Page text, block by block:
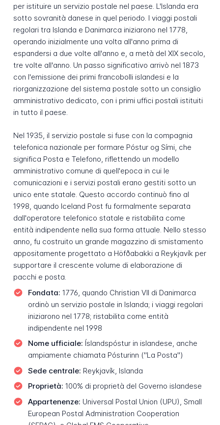
per istituire un servizio postale nel paese. L'Islanda era
sotto sovranità danese in quel periodo. I viaggi postali
regolari tra Islanda e Danimarca iniziarono nel 1778,
operando inizialmente una volta all'anno prima di
espandersi a due volte all'anno e, a metà del XIX secolo,
tre volte all'anno. Un passo significativo arrivò nel 1873
con l'emissione dei primi francobolli islandesi e la
riorganizzazione del sistema postale sotto un consiglio
amministrativo dedicato, con i primi uffici postali istituiti
in tutto il paese.
Nel 1935, il servizio postale si fuse con la compagnia
telefonica nazionale per formare Póstur og Sími, che
significa Posta e Telefono, riflettendo un modello
amministrativo comune di quell'epoca in cui le
comunicazioni e i servizi postali erano gestiti sotto un
unico ente statale. Questo accordo continuò fino al
1998, quando Iceland Post fu formalmente separata
dall'operatore telefonico statale e ristabilita come
entità indipendente nella sua forma attuale. Nello stesso
anno, fu costruito un grande magazzino di smistamento
appositamente progettato a Höfðabakki a Reykjavík per
supportare il crescente volume di elaborazione di
pacchi e posta.
Fondata: 1776, quando Christian VII di Danimarca
ordinò un servizio postale in Islanda; i viaggi regolari
iniziarono nel 1778; ristabilita come entità
indipendente nel 1998
Nome ufficiale: Íslandspóstur in islandese, anche
ampiamente chiamata Pósturinn ("La Posta")
Sede centrale: Reykjavík, Islanda
Proprietà: 100% di proprietà del Governo islandese
Appartenenze: Universal Postal Union (UPU), Small
European Postal Administration Cooperation